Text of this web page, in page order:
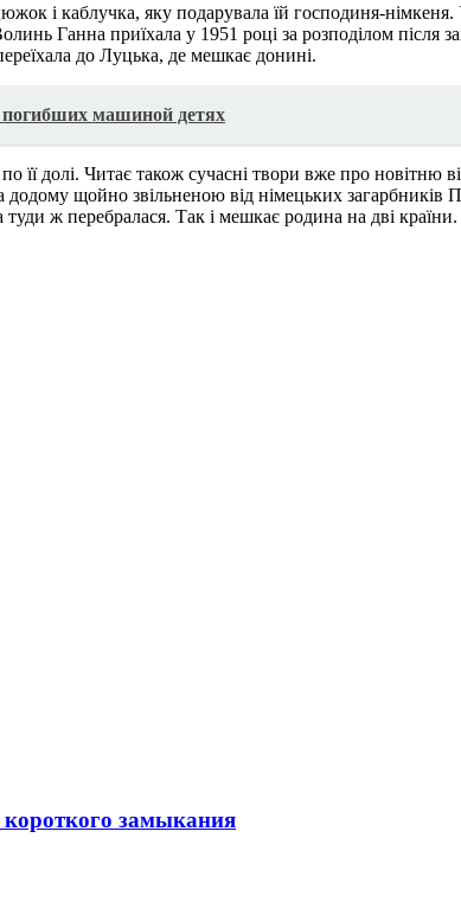
і каблучка, яку подарувала їй господиня-
Ганна приїхала у 1951 році за розподілом після
до Луцька, де мешкає донині.
погибших машиной детях
долі. Читає також сучасні твори вже про новітню
щойно звільненою від німецьких
туди ж перебралася. Так і мешкає родина на дві
короткого замыкания